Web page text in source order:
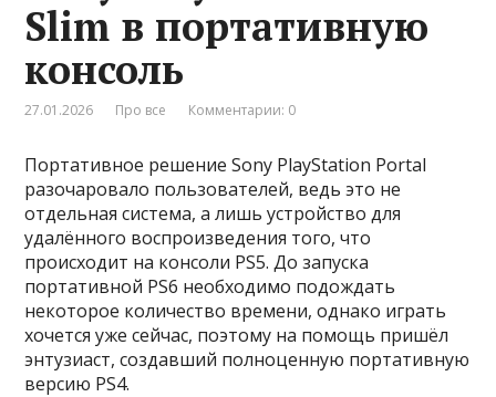
Slim в портативную
консоль
27.01.2026 Про все Комментарии: 0
Портативное решение Sony PlayStation Portal
разочаровало пользователей, ведь это не
отдельная система, а лишь устройство для
удалённого воспроизведения того, что
происходит на консоли PS5. До запуска
портативной PS6 необходимо подождать
некоторое количество времени, однако играть
хочется уже сейчас, поэтому на помощь пришёл
энтузиаст, создавший полноценную портативную
версию PS4.